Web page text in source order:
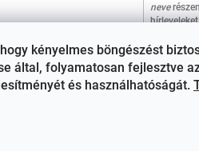
kényelmes böngészést
által, folyamatosan fejlesztve
és használhatóságát.
neve